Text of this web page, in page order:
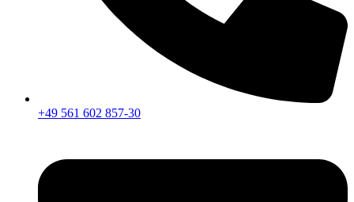
+49 561 602 857-30